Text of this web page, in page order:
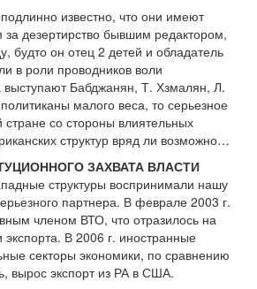
известно, что они имеют
дезертирство бывшим редактором,
будто он отец 2 детей и обладатель
в роли проводников воли
выступают Бабджанян, Т. Хзмалян, Л.
малого веса, то серьезное
со стороны влиятельных
структур вряд ли возможно…
ЗАХВАТА ВЛАСТИ
структуры воспринимали нашу
партнера. В феврале 2003 г.
членом ВТО, что отразилось на
В 2006 г. иностранные
секторы экономики, по сравнению
вырос экспорт из РА в США.